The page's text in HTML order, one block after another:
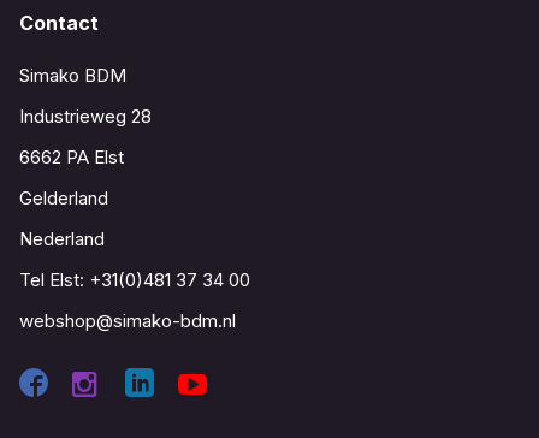
Contact
Simako BDM
Industrieweg 28
6662 PA Elst
Gelderland
Nederland
Tel Elst: +31(0)481 37 34 00
webshop@simako-bdm.nl